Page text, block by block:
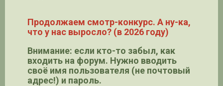
Продолжаем смотр-конкурс. А ну-ка,
что у нас выросло? (в 2026 году)
Внимание: если кто-то забыл, как
входить на форум. Нужно вводить
своё имя пользователя (не почтовый
адрес!) и пароль.